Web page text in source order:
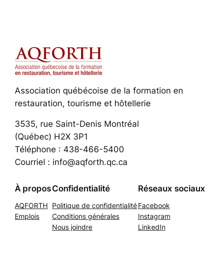
Association québécoise de la formation en
restauration, tourisme et hôtellerie
3535, rue Saint-Denis Montréal
(Québec) H2X 3P1
Téléphone : 438-466-5400
Courriel : info@aqforth.qc.ca
À propos
AQFORTH
Emplois
Confidentialité
Politique de confidentialité
Conditions générales
Nous joindre
Réseaux sociaux
Facebook
Instagram
LinkedIn